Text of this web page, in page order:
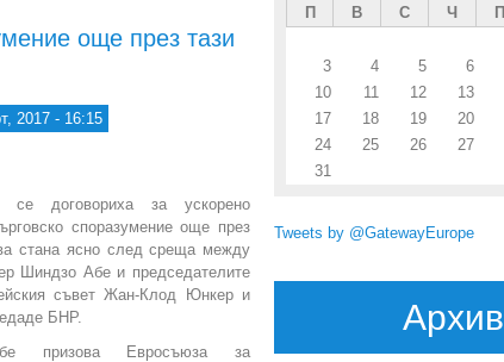
още през тази
2017 - 16:15
договориха за ускорено
споразумение още през
стана ясно след среща между
Шиндзо Абе и председателите
съвет Жан-Клод Юнкер и
БНР.
призова Евросъюза за
П В С Ч П
3
4 5 6
10
11 12 13
17
18 19 20
24
25 26 27
31
Tweets by @GatewayEurope
Архив